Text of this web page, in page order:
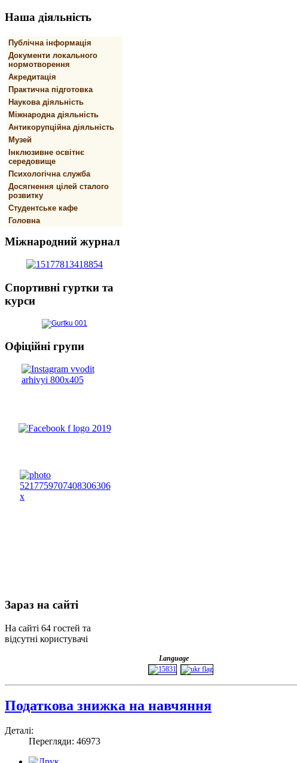
Наша діяльність
Публічна інформація
Документи локального
нормотворення
Акредитація
Практична підготовка
Наукова діяльність
Міжнародна діяльність
Антикорупційна діяльність
Музей
Інклюзивне освітнє
середовище
Психологічна служба
Досягнення цілей сталого
розвитку
Студентське кафе
Головна
Міжнародний журнал
Спортивнi гуртки та
курси
Офіційні групи
Зараз на сайті
На сайті 64 гостей та
відсутні користувачі
Language
Податкова знижка на навчяння
Деталі:
Перегляди: 46973